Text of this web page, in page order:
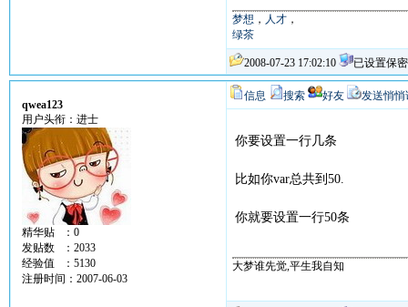
梦想 ， 人才 ，
绿茶
2008-07-23 17:02:10 已设置保密
qwea123
用户头衔：进士
精华贴 ：0
发贴数 ：2033
经验值 ：5130
注册时间：2007-06-03
信息 搜索 好友 发送悄悄
你要设置一行几条
比如你var总共到50.
你就要设置一行50条
大梦谁先觉,平生我自知